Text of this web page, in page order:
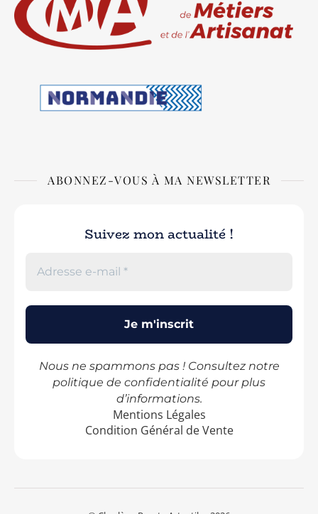
ABONNEZ-VOUS À MA NEWSLETTER
Suivez mon actualité !
Nous ne spammons pas ! Consultez notre
politique de confidentialité pour plus
d’informations.
Mentions Légales
Condition Général de Vente